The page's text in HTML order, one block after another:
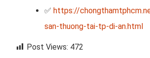
✅ https://
san-thuong-tai-tp-di-an.html
Post Views: 472